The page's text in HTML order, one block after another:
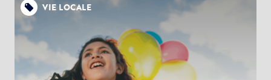
VIE LOCALE